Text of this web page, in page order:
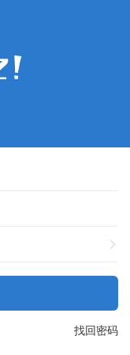
找回密码